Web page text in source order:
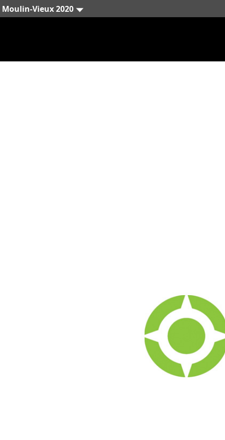
Moulin-Vieux 2020